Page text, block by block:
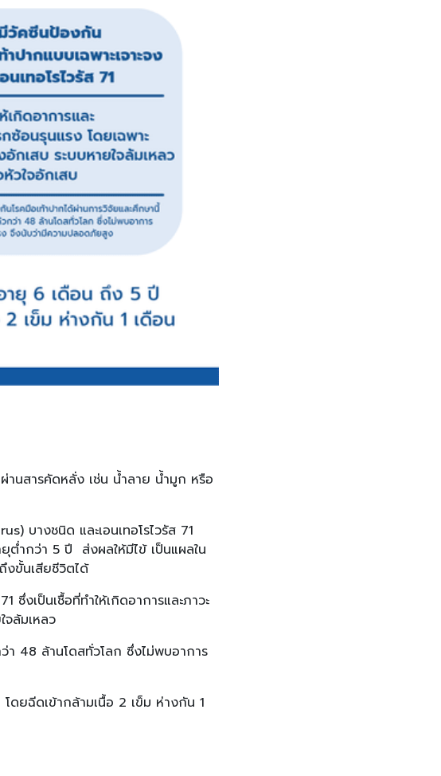
านสารคัดหลั่ง เช่น น้ำลาย น้ำมูก หรือ
บางชนิด และเอนเทอโรไวรัส 71
ต่ำกว่า 5 ปี ส่งผลให้มีไข้ เป็นแผลใน
งขั้นเสียชีวิตได้
ซึ่งเป็นเชื้อที่ทำให้เกิดอาการและภาวะ
จล้มเหลว
า 48 ล้านโดสทั่วโลก ซึ่งไม่พบอาการ
ดยฉีดเข้ากล้ามเนื้อ 2 เข็ม ห่างกัน 1